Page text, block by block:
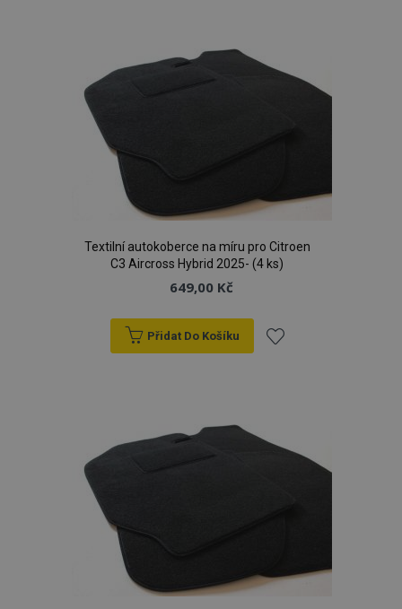
oblíbeným
Textilní autokoberce na míru pro Citroen
C3 Aircross Hybrid 2025- (4 ks)
649,00 Kč
Přidat Do Košíku
oblíbeným